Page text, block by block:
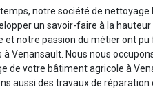
notre société de
un savoir-faire à la
et notre passion du métier ont
à Venansault. Nous nous
de votre bâtiment agricole à
aussi des travaux de réparation